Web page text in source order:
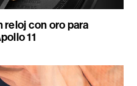
reloj con oro para
11